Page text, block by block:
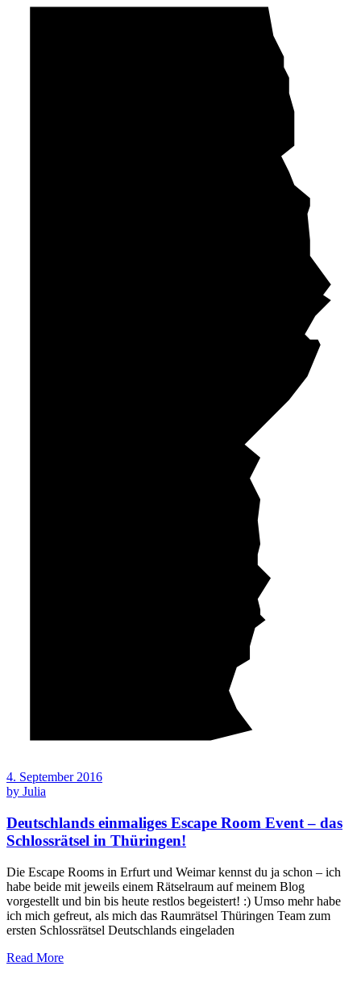
4. September 2016
by Julia
Deutschlands einmaliges Escape Room Event – das
Schlossrätsel in Thüringen!
Die Escape Rooms in Erfurt und Weimar kennst du ja schon – ich
habe beide mit jeweils einem Rätselraum auf meinem Blog
vorgestellt und bin bis heute restlos begeistert! :) Umso mehr habe
ich mich gefreut, als mich das Raumrätsel Thüringen Team zum
ersten Schlossrätsel Deutschlands eingeladen
Read More